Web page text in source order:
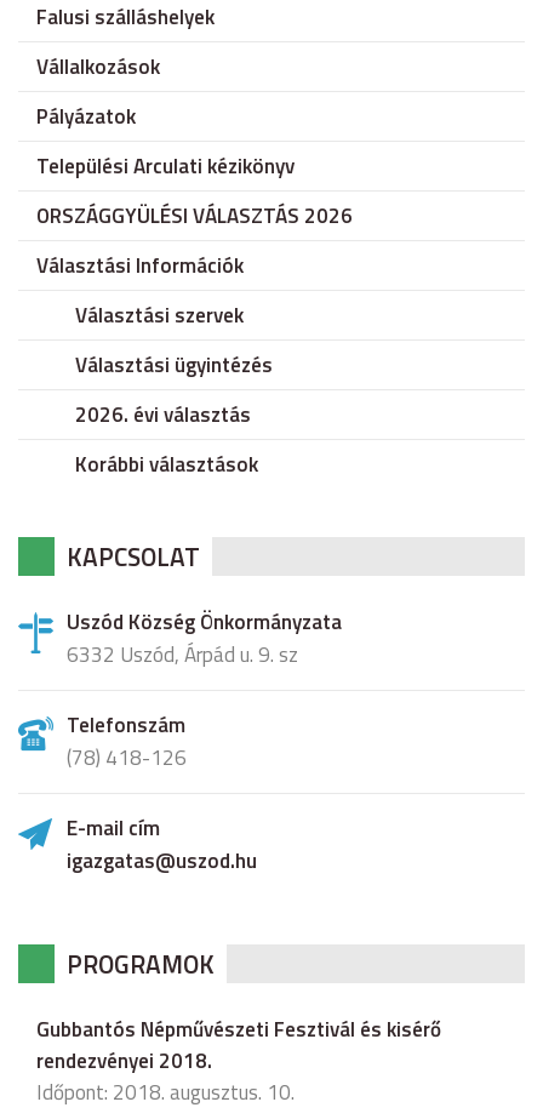
Falusi szálláshelyek
Vállalkozások
Pályázatok
Települési Arculati kézikönyv
ORSZÁGGYÜLÉSI VÁLASZTÁS 2026
Választási Információk
Választási szervek
Választási ügyintézés
2026. évi választás
Korábbi választások
KAPCSOLAT
Uszód Község Önkormányzata
6332 Uszód, Árpád u. 9. sz
Telefonszám
(78) 418-126
E-mail cím
igazgatas@uszod.hu
PROGRAMOK
Gubbantós Népművészeti Fesztivál és kisérő
rendezvényei 2018.
Időpont: 2018. augusztus. 10.